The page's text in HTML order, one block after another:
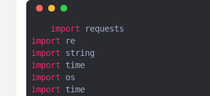
import
requests
import
re
import
string
import
time
import
os
import
time